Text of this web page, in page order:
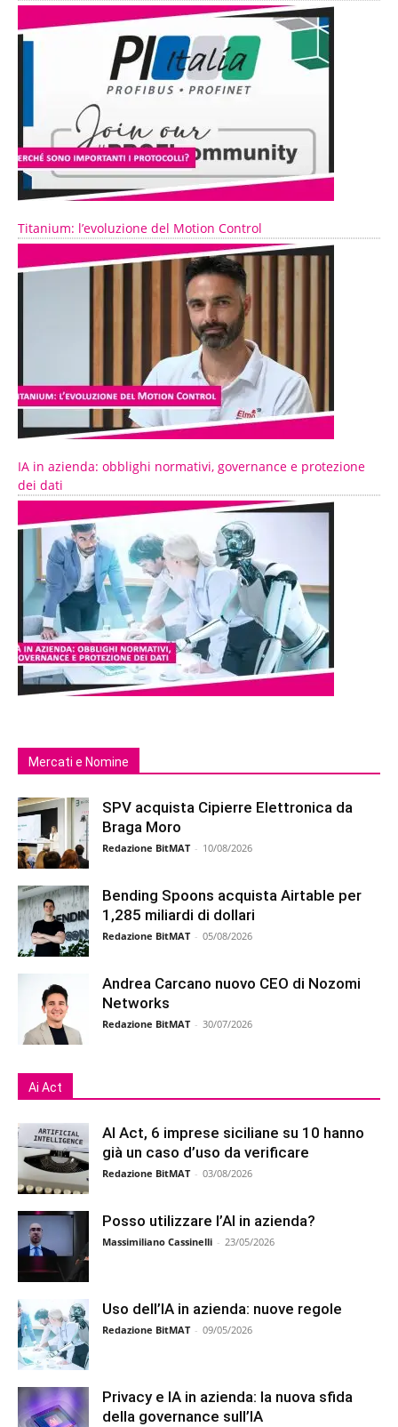
Titanium: l’evoluzione del Motion Control
IA in azienda: obblighi normativi, governance e protezione
dei dati
Mercati e Nomine
SPV acquista Cipierre Elettronica da
Braga Moro
Redazione BitMAT - 10/08/2026
Bending Spoons acquista Airtable per
1,285 miliardi di dollari
Redazione BitMAT - 05/08/2026
Andrea Carcano nuovo CEO di Nozomi
Networks
Redazione BitMAT - 30/07/2026
Ai Act
AI Act, 6 imprese siciliane su 10 hanno
già un caso d’uso da verificare
Redazione BitMAT - 03/08/2026
Posso utilizzare l’AI in azienda?
Massimiliano Cassinelli - 23/05/2026
Uso dell’IA in azienda: nuove regole
Redazione BitMAT - 09/05/2026
Privacy e IA in azienda: la nuova sfida
della governance sull’IA